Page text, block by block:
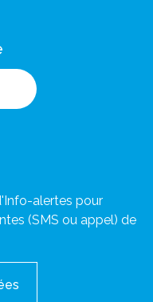
alertes pour
(SMS ou appel) de